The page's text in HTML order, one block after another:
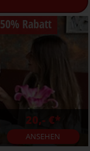
50% Rabatt
20,- €*
ANSEHEN